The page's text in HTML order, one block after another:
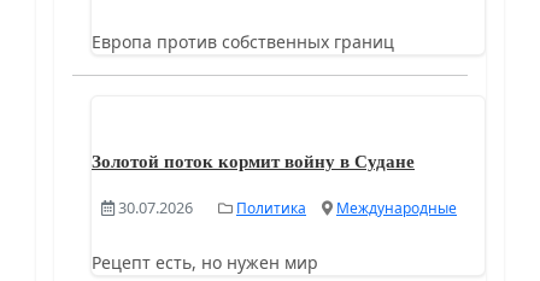
Европа против собственных границ
Золотой поток кормит войну в Судане
30.07.2026 Политика Международные
Рецепт есть, но нужен мир